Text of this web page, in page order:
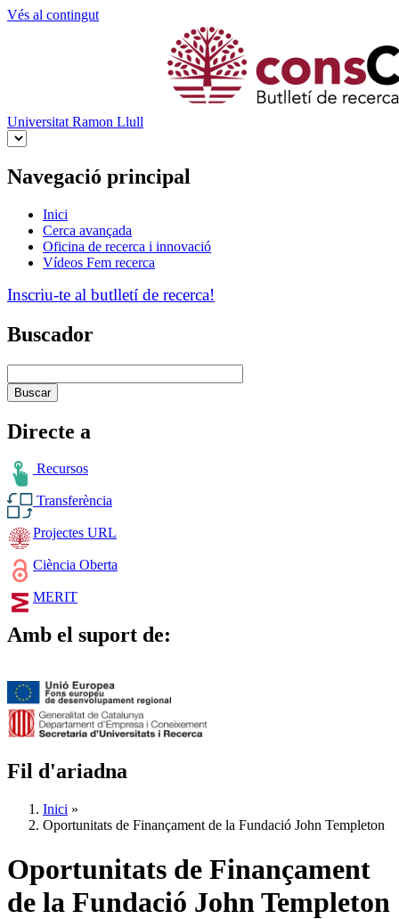
Vés al contingut
Universitat Ramon Llull
Navegació principal
Inici
Cerca avançada
Oficina de recerca i innovació
Vídeos Fem recerca
Inscriu-te al butlletí de recerca!
Buscador
Directe a
Recursos
Transferència
Projectes URL
Ciència Oberta
MERIT
Amb el suport de:
Fil d'ariadna
Inici »
Oportunitats de Finançament de la Fundació John Templeton
Oportunitats de Finançament
de la Fundació John Templeton